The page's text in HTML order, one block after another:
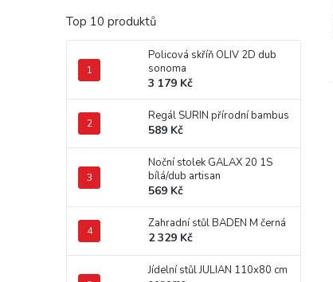
Top 10 produktů
Policová skříň OLIV 2D dub
sonoma
3 179 Kč
Regál SURIN přírodní bambus
589 Kč
Noční stolek GALAX 20 1S
bílá/dub artisan
569 Kč
Zahradní stůl BADEN M černá
2 329 Kč
Jídelní stůl JULIAN 110x80 cm